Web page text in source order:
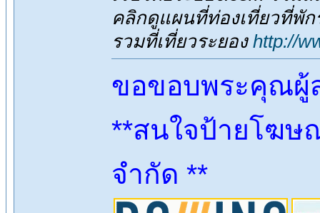
คลิกดูแผนที่ท่องเที่ยวที่พั
รวมที่เที่ยวระยอง http://
ขอขอบพระคุณผู้
**สนใจป้ายโฆษ
จำกัด **